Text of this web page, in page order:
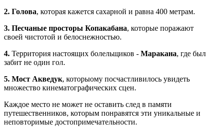
2. Голова, которая кажется сахарной и равна 400 метрам.
3. Песчаные просторы Копакабана, которые поражают
своей чистотой и белоснежностью.
4. Территория настоящих болельщиков - Маракана, где был
забит не один гол.
5. Мост Акведук, которыому посчастливилось увидеть
множество кинематографических сцен.
Каждое место не может не оставить след в памяти
путешественников, которым понравятся эти уникальные и
неповторимые достопримечательности.